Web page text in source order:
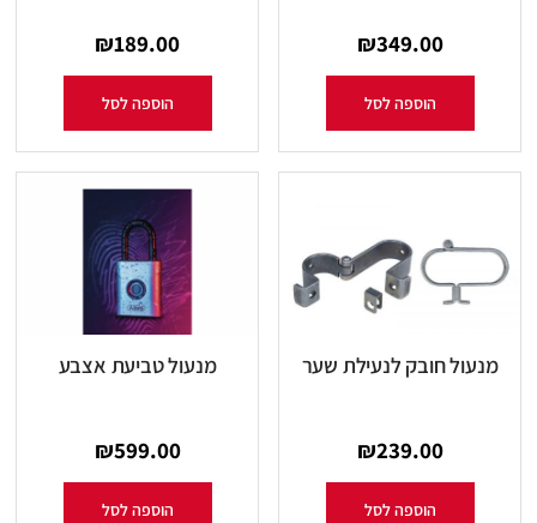
₪349.00
הוספה לסל
₪189.00
הוספה לסל
מנעול חובק לנעילת שער
₪239.00
הוספה לסל
מנעול טביעת אצבע
₪599.00
הוספה לסל